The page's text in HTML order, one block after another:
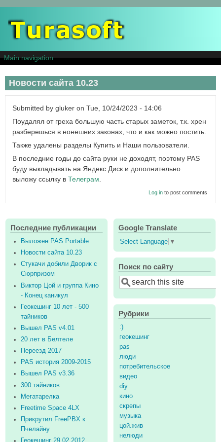
Main navigation
Новости сайта 10.23
Submitted by gluker on Tue, 10/24/2023 - 14:06
Поудалял от греха большую часть старых заметок, т.к. хрен
разберешься в нонешних законах, что и как можно постить.
Также удалены разделы Купить и Наши пользователи.
В последние годы до сайта руки не доходят, поэтому PAS
буду выкладывать на Яндекс Диск и дополнительно
выложу ссылку в Телеграм
Log into post comments
Последние публикации
Выложен PAS Portable
Новости сайта 10.23
Стукачи добили Дворик с
Сюрпризом
Виктор Цой и группа Кино
- Конец каникул
Геокешинг 10 лет - 500
тайников
Вышел PAS v4.01
20 лет в Белтеле
Переезд 2017
PAS история 2009-2015
Вышел PAS v3.36
300 тайников
Мегатарелка
Freetime Space 4LX
Прикрутил FreePBX к
Пчелайну
Геокешинг 29.02.2012
Google Translate
Select Language ▼
Поиск по сайту
Search
Рубрики
:)
геокешинг
pas
люди
потребительское
видео
diy
кино
скрепы
музыка
цой.жив
нелюди